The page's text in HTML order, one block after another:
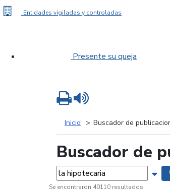
Entidades vigiladas y controladas
Presente su queja
Inicio Buscador de
Buscador de
Palabras...
Se encontraron 40110 resultados.
Imprimir